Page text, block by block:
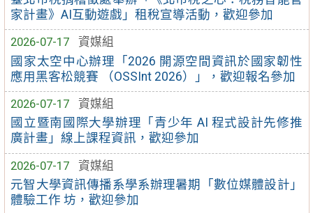
家計畫》AI互動遊戲」租稅宣導活動，歡迎參加
2026-07-17
資媒組
國家太空中心辦理「2026 開源空間資訊於國家韌性
應用黑客松競賽 （OSSInt 2026）」，歡迎報名參加
2026-07-17
資媒組
國立暨南國際大學辦理「青少年 AI 程式設計先修推
廣計畫」線上課程資訊，歡迎參加
2026-07-17
資媒組
元智大學資訊傳播系學系辦理暑期「數位媒體設計」
體驗工作 坊，歡迎參加